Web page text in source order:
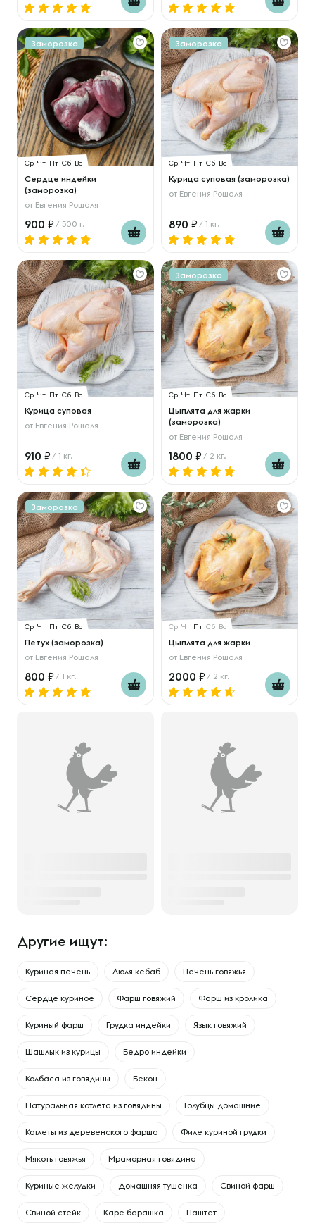
Заморозка
Ср Чт Пт Сб Вс
Сердце индейки
(заморозка)
от Евгения Рошаля
900 / 500 г.
Заморозка
Ср Чт Пт Сб Вс
Курица суповая (заморозка)
от Евгения Рошаля
890 / 1 кг.
Ср Чт Пт Сб Вс
Курица суповая
от Евгения Рошаля
910 / 1 кг.
Заморозка
Ср Чт Пт Сб Вс
Цыплята для жарки
(заморозка)
от Евгения Рошаля
1800 / 2 кг.
Заморозка
Ср Чт Пт Сб Вс
Петух (заморозка)
от Евгения Рошаля
800 / 1 кг.
Ср Чт Пт Сб Вс
Цыплята для жарки
от Евгения Рошаля
2000 / 2 кг.
Другие ищут:
Куриная печень Люля кебаб Печень говяжья
Сердце куриное Фарш говяжий Фарш из кролика
Куриный фарш Грудка индейки Язык говяжий
Шашлык из курицы Бедро индейки
Колбаса из говядины Бекон
Натуральная котлета из говядины Голубцы домашние
Котлеты из деревенского фарша Филе куриной грудки
Мякоть говяжья Мраморная говядина
Куриные желудки Домашняя тушенка Свиной фарш
Свиной стейк Каре барашка Паштет